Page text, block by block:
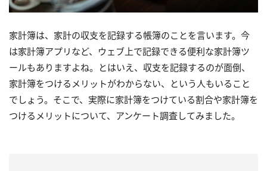
家計簿は、家計の収支を記録する帳簿のことを言います。今
は家計簿アプリなど、ウェブ上で記録できる便利な家計簿ツ
ールもありますよね。とはいえ、収支を記録するのが面倒、
家計簿をつけるメリットがわからない、という人もいること
でしょう。そこで、実際に家計簿をつけている割合や家計簿を
つけるメリットについて、アンケート調査してみました。